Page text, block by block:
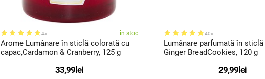
4x în stoc
Arome Lumânare în sticlă colorată cu
capac,Cardamon & Cranberry, 125 g
33,99lei
40x
Lumânare parfumată în
Ginger BreadCookies, 120 g
29,99lei